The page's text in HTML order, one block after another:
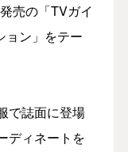
売の「TVガイ
ョン」をテー
で誌面に登場
ディネートを